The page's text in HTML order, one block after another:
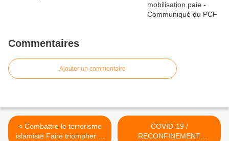
Commentaires
Ajouter un commentaire
< Combattre le terrorisme
islamiste Faire triompher la
COVID-19 /
RECONFINEMENT